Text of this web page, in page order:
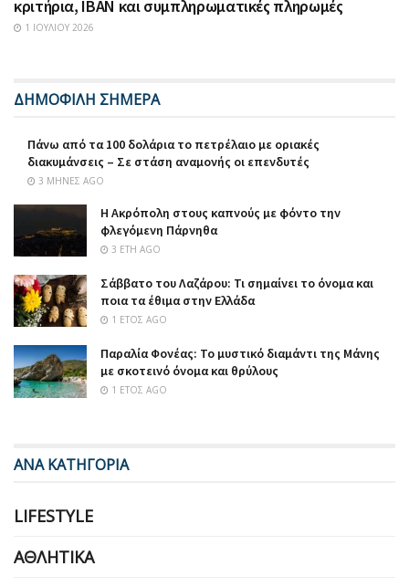
κριτήρια, IBAN και συμπληρωματικές πληρωμές
1 ΙΟΥΛΊΟΥ 2026
ΔΗΜΟΦΙΛΗ ΣΗΜΕΡΑ
Πάνω από τα 100 δολάρια το πετρέλαιο με οριακές
διακυμάνσεις – Σε στάση αναμονής οι επενδυτές
3 ΜΉΝΕΣ AGO
Η Ακρόπολη στους καπνούς με φόντο την
φλεγόμενη Πάρνηθα
3 ΈΤΗ AGO
Σάββατο του Λαζάρου: Τι σημαίνει το όνομα και
ποια τα έθιμα στην Ελλάδα
1 ΈΤΟΣ AGO
Παραλία Φονέας: Το μυστικό διαμάντι της Μάνης
με σκοτεινό όνομα και θρύλους
1 ΈΤΟΣ AGO
ΑΝΑ ΚΑΤΗΓΟΡΙΑ
LIFESTYLE
ΑΘΛΗΤΙΚΆ